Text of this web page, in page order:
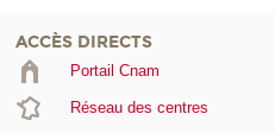
ACCÈS DIRECTS
Portail Cnam
Réseau des centres